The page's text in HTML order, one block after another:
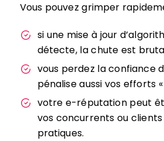
Vous pouvez grimper
si une mise à jour
détecte, la chute est
vous perdez la confiance
pénalise aussi vos efforts
votre e-réputation peut
vos concurrents ou
pratiques.